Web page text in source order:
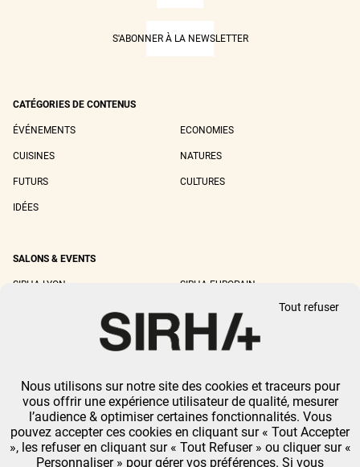
S'ABONNER À LA NEWSLETTER
CATÉGORIES DE CONTENUS
ÉVÉNEMENTS ECONOMIES
CUISINES NATURES
FUTURS CULTURES
IDÉES
SALONS & EVENTS
SIRHA LYON SIRHA EUROPAIN
SIRHA WORLD PASTRY CUP
MENTIONS LÉGALES -CGU-POLITIQUE DE CONFIDENTIALITÉ-GESTION DES
COOKIES
GL EVENTS TOUS DROITS RÉSERVÉS.
Nous utilisons sur notre site des cookies et traceurs pour
vous offrir une expérience utilisateur de qualité, mesurer
l’audience & optimiser certaines fonctionnalités. Vous
pouvez accepter ces cookies en cliquant sur « Tout Accepter
», les refuser en cliquant sur « Tout Refuser » ou cliquer sur «
Personnaliser » pour gérer vos préférences. Si vous
Tout refuser